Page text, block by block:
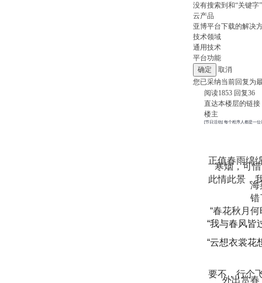
没有搜索到和“关键字
云产品
亚博平台下载的解决
技术领域
通用技术
平台功能
取消
您已采纳当前回复为
阅读1853 回复36
直达本楼层的链接
楼主
[节日活动] 每个程序人都是一
正值春雨绵
寒烟，可
此情此景，
错
“春花秋月
“我与春风皆
“云想衣裳花
要不，行个
外出赏春